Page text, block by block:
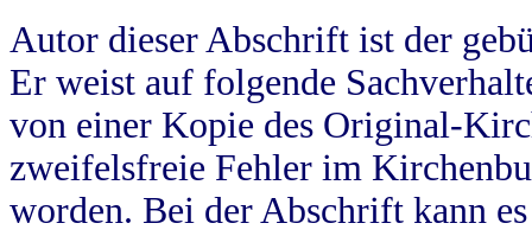
Autor dieser Abschrift ist der
Er weist auf folgende
von einer Kopie des Original-
zweifelsfreie Fehler im
worden. Bei der Abschrift kann